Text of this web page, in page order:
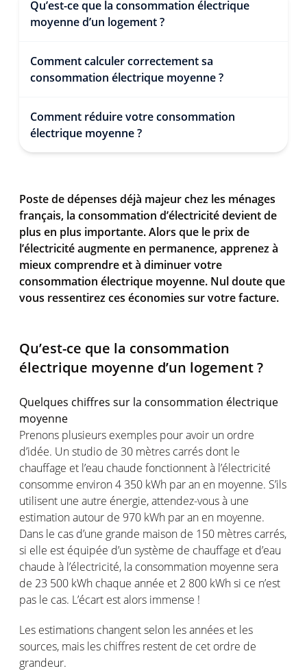
Qu’est-ce que la consommation électrique
moyenne d’un logement ?
Comment calculer correctement sa
consommation électrique moyenne ?
Comment réduire votre consommation
électrique moyenne ?
Poste de dépenses déjà majeur chez les ménages
français, la consommation d’électricité devient de
plus en plus importante. Alors que le prix de
l’électricité augmente en permanence, apprenez à
mieux comprendre et à diminuer votre
consommation électrique moyenne. Nul doute que
vous ressentirez ces économies sur votre facture.
Qu’est-ce que la consommation
électrique moyenne d’un logement ?
Quelques chiffres sur la consommation électrique
moyenne
Prenons plusieurs exemples pour avoir un ordre
d’idée. Un studio de 30 mètres carrés dont le
chauffage et l’eau chaude fonctionnent à l’électricité
consomme environ 4 350 kWh par an en moyenne. S’ils
utilisent une autre énergie, attendez-vous à une
estimation autour de 970 kWh par an en moyenne.
Dans le cas d’une grande maison de 150 mètres carrés,
si elle est équipée d’un système de chauffage et d’eau
chaude à l’électricité, la consommation moyenne sera
de 23 500 kWh chaque année et 2 800 kWh si ce n’est
pas le cas. L’écart est alors immense !
Les estimations changent selon les années et les
sources, mais les chiffres restent de cet ordre de
grandeur.